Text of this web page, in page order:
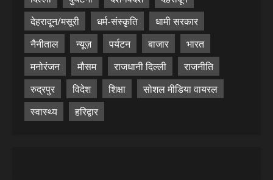
देहरादून/मसूरी
धर्म-संस्कृति
धामी सरकार
नैनीताल
न्यूज़ पर्यटन बाजार
भारत
मनोरंजन
मौसम राजधानी दिल्ली
राजनीति
रुद्रपुर
विदेश शिक्षा
सोशल मीडिया वायरल
स्वास्थ्य
हरिद्वार